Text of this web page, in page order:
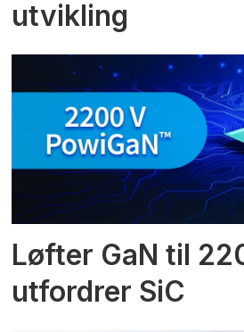
utvikling
Løfter GaN til
utfordrer SiC